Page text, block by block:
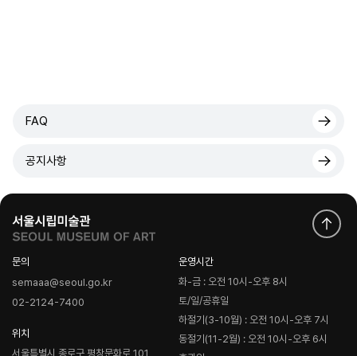
FAQ
공지사항
문의
semaaa@seoul.go.kr
02-2124-7400
위치
서울특별시 종로구 평창문화로 101
운영시간
화-금 : 오전 10시-오후 8시
토/일/공휴일
하절기(3-10월) : 오전 10시-오후 7시
동절기(11-2월) : 오전 10시-오후 6시